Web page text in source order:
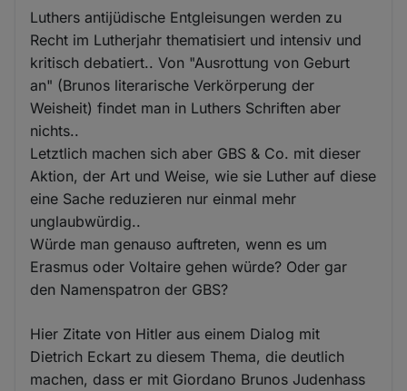
Luthers antijüdische Entgleisungen werden zu
Recht im Lutherjahr thematisiert und intensiv und
kritisch debatiert.. Von "Ausrottung von Geburt
an" (Brunos literarische Verkörperung der
Weisheit) findet man in Luthers Schriften aber
nichts..
Letztlich machen sich aber GBS & Co. mit dieser
Aktion, der Art und Weise, wie sie Luther auf diese
eine Sache reduzieren nur einmal mehr
unglaubwürdig..
Würde man genauso auftreten, wenn es um
Erasmus oder Voltaire gehen würde? Oder gar
den Namenspatron der GBS?
Hier Zitate von Hitler aus einem Dialog mit
Dietrich Eckart zu diesem Thema, die deutlich
machen, dass er mit Giordano Brunos Judenhass